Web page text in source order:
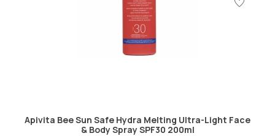
Apivita Bee Sun Safe Hydra Melting Ultra-Light Face
& Body Spray SPF30 200ml